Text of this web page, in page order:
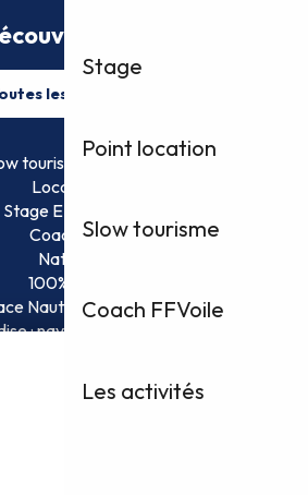
Stage
Point location
Slow tourisme
Coach FFVoile
Les activités
plus
les activités
tourisme FFVoile
Location
Stage EFVoile
Coaching
Nature
100% Fun
Nautique Surveillé
: naviguez et savourez !